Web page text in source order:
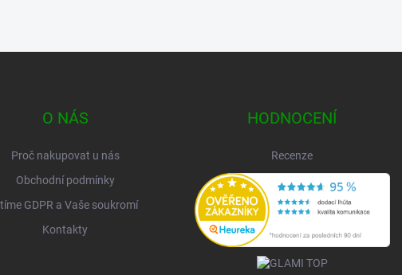
O NÁS
Proč nakupovat u nás
Obchodní podmínky
GDPR a Vaše soukromí
Kontakty
HODNOCENÍ
Recenze